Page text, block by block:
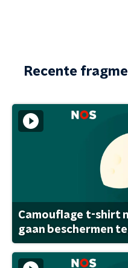
Recente
Camouflage t-shirt
gaan beschermen